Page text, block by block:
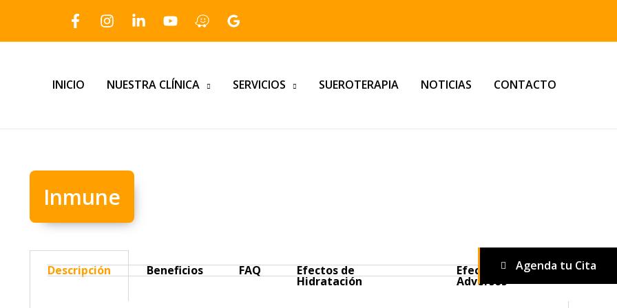
INICIO NUESTRA CLÍNICA SERVICIOS SUEROTERAPIA NOTICIAS CONTACTO
Inmune
Descripción Beneficios FAQ Efectos de
Hidratación
Efectos
Adversos
Agenda tu Cita